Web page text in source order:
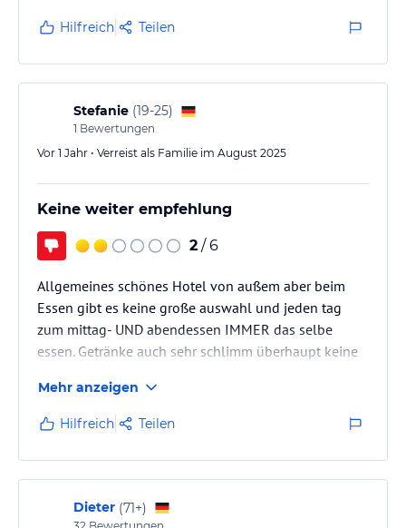
Hilfreich Teilen
Stefanie (19-25)
1 Bewertungen
Vor 1 Jahr • Verreist als Familie im August 2025
Keine weiter empfehlung
2 / 6
Allgemeines schönes Hotel von außem aber beim
Essen gibt es keine große auswahl und jeden tag
zum mittag- UND abendessen IMMER das selbe
essen. Getränke auch sehr schlimm überhaupt keine
Getränke. Service auch nicht so freundlich. Viele
Mücken, viele Fliegen auch im Zimmer.
Mehr anzeigen
Hilfreich Teilen
Dieter (71+)